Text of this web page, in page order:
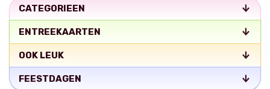
CATEGORIEEN
ENTREEKAARTEN
OOK LEUK
FEESTDAGEN